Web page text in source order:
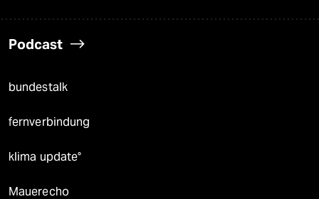
Podcast
bundestalk
fernverbindung
klima update°
Mauerecho